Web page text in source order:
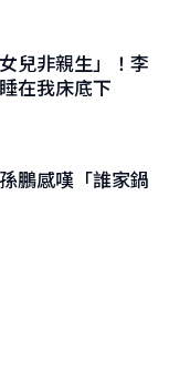
兒非親生」！李
在我床底下
鵬感嘆「誰家鍋